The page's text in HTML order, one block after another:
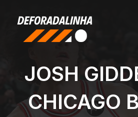
conteúdo
JOSH
CHICAGO